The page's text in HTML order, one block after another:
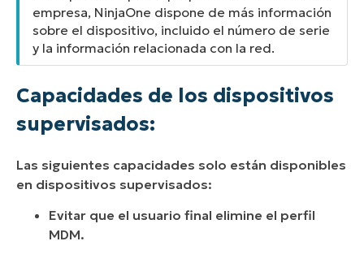
empresa, NinjaOne dispone de más información
sobre el dispositivo, incluido el número de serie
y la información relacionada con la red.
Capacidades de los dispositivos
supervisados:
Las siguientes capacidades solo están disponibles
en dispositivos supervisados:
Evitar que el usuario final elimine el perfil
MDM.